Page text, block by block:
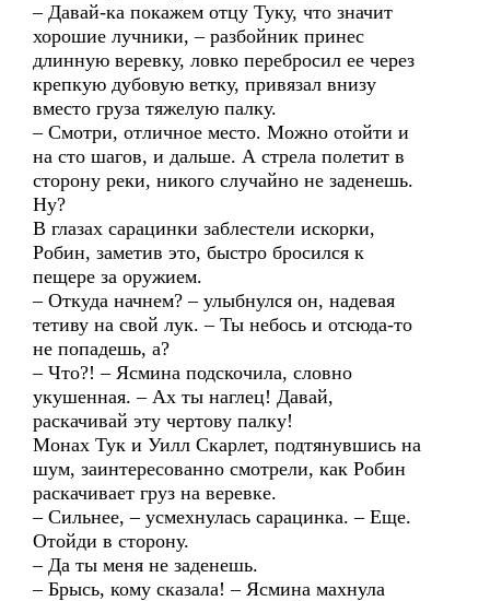
– Давай-ка покажем отцу Туку, что значит
хорошие лучники, – разбойник принес
длинную веревку, ловко перебросил ее через
крепкую дубовую ветку, привязал внизу
вместо груза тяжелую палку.
– Смотри, отличное место. Можно отойти и
на сто шагов, и дальше. А стрела полетит в
сторону реки, никого случайно не заденешь.
Ну?
В глазах сарацинки заблестели искорки,
Робин, заметив это, быстро бросился к
пещере за оружием.
– Откуда начнем? – улыбнулся он, надевая
тетиву на свой лук. – Ты небось и отсюда-то
не попадешь, а?
– Что?! – Ясмина подскочила, словно
укушенная. – Ах ты наглец! Давай,
раскачивай эту чертову палку!
Монах Тук и Уилл Скарлет, подтянувшись на
шум, заинтересованно смотрели, как Робин
раскачивает груз на веревке.
– Сильнее, – усмехнулась сарацинка. – Еще.
Отойди в сторону.
– Да ты меня не заденешь.
– Брысь, кому сказала! – Ясмина махнула